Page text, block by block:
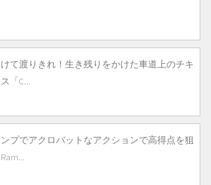
て渡りきれ！生き残りをかけた車道上のチキ
「C...
プでアクロバットなアクションで高得点を狙